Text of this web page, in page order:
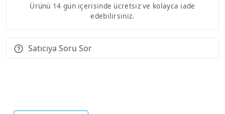
Ürünü 14 gün içerisinde ücretsiz ve kolayca iade
edebilirsiniz.
Satıcıya Soru Sor